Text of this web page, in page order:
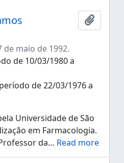
Añadir
de maio de 1992.
de 10/03/1980 a
de 22/03/1976 a
Universidade de São
em Farmacologia.
da… Read more